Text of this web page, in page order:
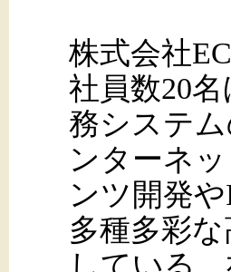
株式会社
社員数20
務システ
ンターネ
ンツ開発
多種多彩
している